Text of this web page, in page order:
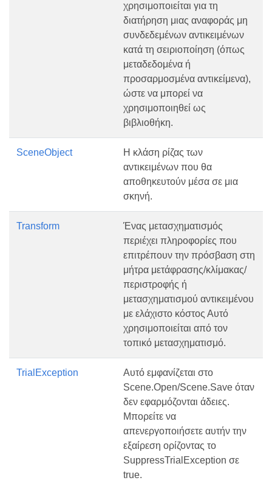
χρησιμοποιείται για τη
διατήρηση μιας αναφοράς μη
συνδεδεμένων αντικειμένων
κατά τη σειριοποίηση (όπως
μεταδεδομένα ή
προσαρμοσμένα αντικείμενα),
ώστε να μπορεί να
χρησιμοποιηθεί ως
βιβλιοθήκη.
SceneObject
Η κλάση ρίζας των
αντικειμένων που θα
αποθηκευτούν μέσα σε μια
σκηνή.
Transform
Ένας μετασχηματισμός
περιέχει πληροφορίες που
επιτρέπουν την πρόσβαση στη
μήτρα μετάφρασης/κλίμακας/
περιστροφής ή
μετασχηματισμού αντικειμένου
με ελάχιστο κόστος Αυτό
χρησιμοποιείται από τον
τοπικό μετασχηματισμό.
TrialException
Αυτό εμφανίζεται στο
Scene.Open/Scene.Save όταν
δεν εφαρμόζονται άδειες.
Μπορείτε να
απενεργοποιήσετε αυτήν την
εξαίρεση ορίζοντας το
SuppressTrialException σε
true.